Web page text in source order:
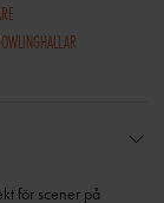
för scener på